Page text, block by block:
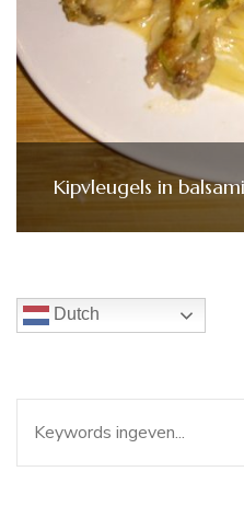
Kipvleugels in
Dutch
naar: